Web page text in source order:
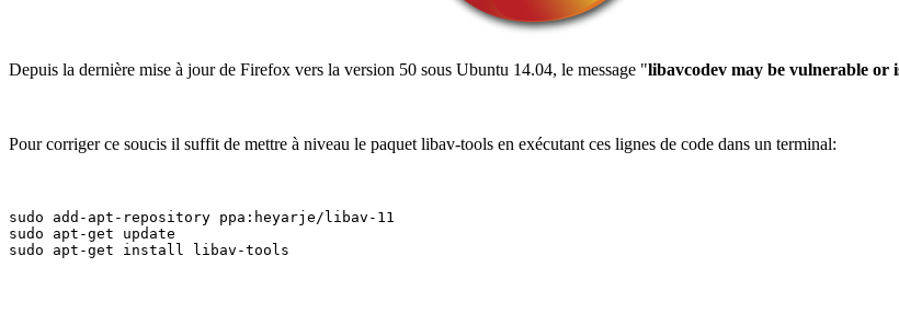
Depuis la dernière mise à jour de Firefox vers la version 50 sous Ubuntu 14.04, le message "libavcodev may be vulnerable or
Pour corriger ce soucis il suffit de mettre à niveau le paquet libav-tools en exécutant ces lignes de code dans un terminal:
sudo add-apt-repository ppa:heyarje/libav-11
sudo apt-get update
sudo apt-get install libav-tools